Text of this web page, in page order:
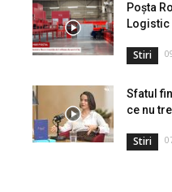
Poșta
Logistic
Stiri
Sfatul
ce nu
Stiri